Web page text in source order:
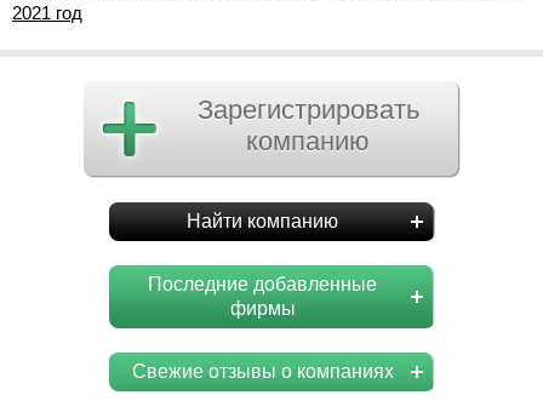
2021 год
Зарегистрировать
компанию
Найти компанию
Последние добавленные
фирмы
Свежие отзывы о компаниях